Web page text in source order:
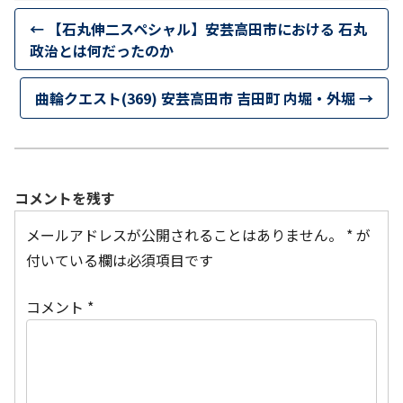
← 【石丸伸二スペシャル】安芸高田市における 石丸
政治とは何だったのか
曲輪クエスト(369) 安芸高田市 吉田町 内堀・外堀→
コメントを残す
メールアドレスが公開されることはありません。
*が
付いている欄は必須項目です
コメント *